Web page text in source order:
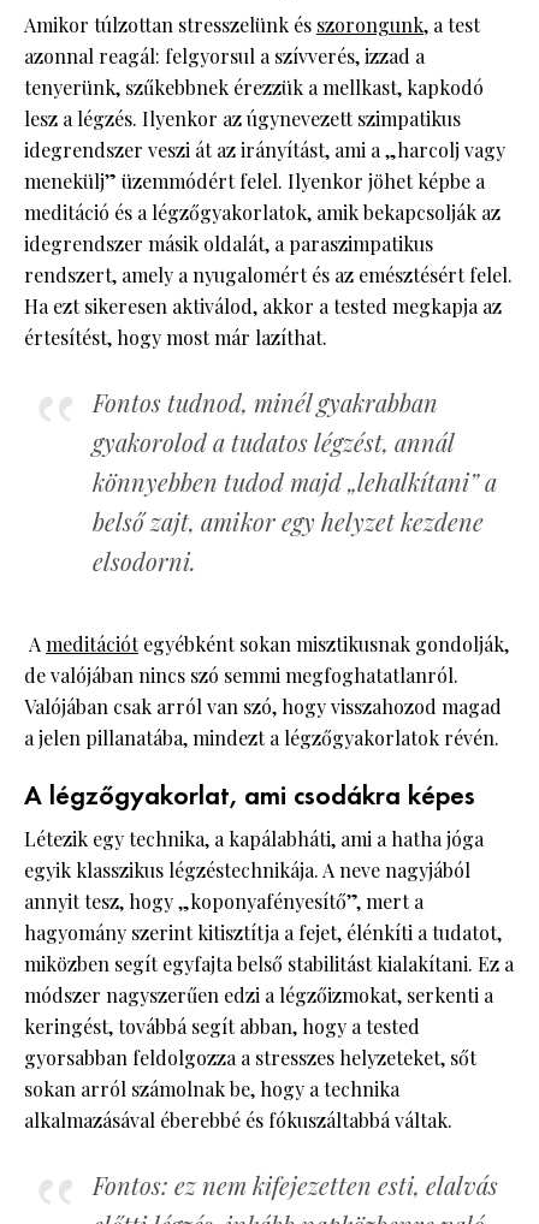
Amikor túlzottan stresszelünk és szorongunk, a test
azonnal reagál: felgyorsul a szívverés, izzad a
tenyerünk, szűkebbnek érezzük a mellkast, kapkodó
lesz a légzés. Ilyenkor az úgynevezett szimpatikus
idegrendszer veszi át az irányítást, ami a „harcolj vagy
menekülj” üzemmódért felel. Ilyenkor jöhet képbe a
meditáció és a légzőgyakorlatok, amik bekapcsolják az
idegrendszer másik oldalát, a paraszimpatikus
rendszert, amely a nyugalomért és az emésztésért felel.
Ha ezt sikeresen aktiválod, akkor a tested megkapja az
értesítést, hogy most már lazíthat.
Fontos tudnod, minél gyakrabban
gyakorolod a tudatos légzést, annál
könnyebben tudod majd „lehalkítani” a
belső zajt, amikor egy helyzet kezdene
elsodorni.
Ameditációtegyébként sokan misztikusnak gondolják,
de valójában nincs szó semmi megfoghatatlanról.
Valójában csak arról van szó, hogy visszahozod magad
a jelen pillanatába, mindezt a légzőgyakorlatok révén.
A légzőgyakorlat, ami csodákra képes
Létezik egy technika, a kapálabháti, ami a hatha jóga
egyik klasszikus légzéstechnikája. A neve nagyjából
annyit tesz, hogy „koponyafényesítő”, mert a
hagyomány szerint kitisztítja a fejet, élénkíti a tudatot,
miközben segít egyfajta belső stabilitást kialakítani. Ez a
módszer nagyszerűen edzi a légzőizmokat, serkenti a
keringést, továbbá segít abban, hogy a tested
gyorsabban feldolgozza a stresszes helyzeteket, sőt
sokan arról számolnak be, hogy a technika
alkalmazásával éberebbé és fókuszáltabbá váltak.
Fontos: ez nem kifejezetten esti, elalvás